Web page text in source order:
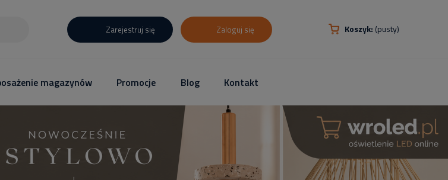
Koszyk: (pusty)
Zarejestruj się Zaloguj się
magazynów Promocje Blog Kontakt